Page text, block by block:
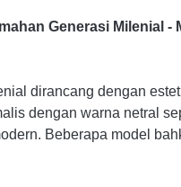
Generasi Milenial -
dirancang dengan
dengan warna netral
Beberapa model